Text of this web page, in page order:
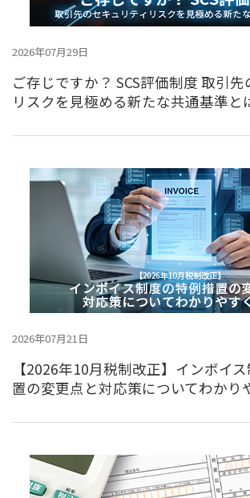
2026年07月29日
ご存じですか？ SCS評価制度 取引先
リスクを見極める新たな共通基準と
2026年07月21日
【2026年10月税制改正】インボイ
置の変更点と対応策についてわかり